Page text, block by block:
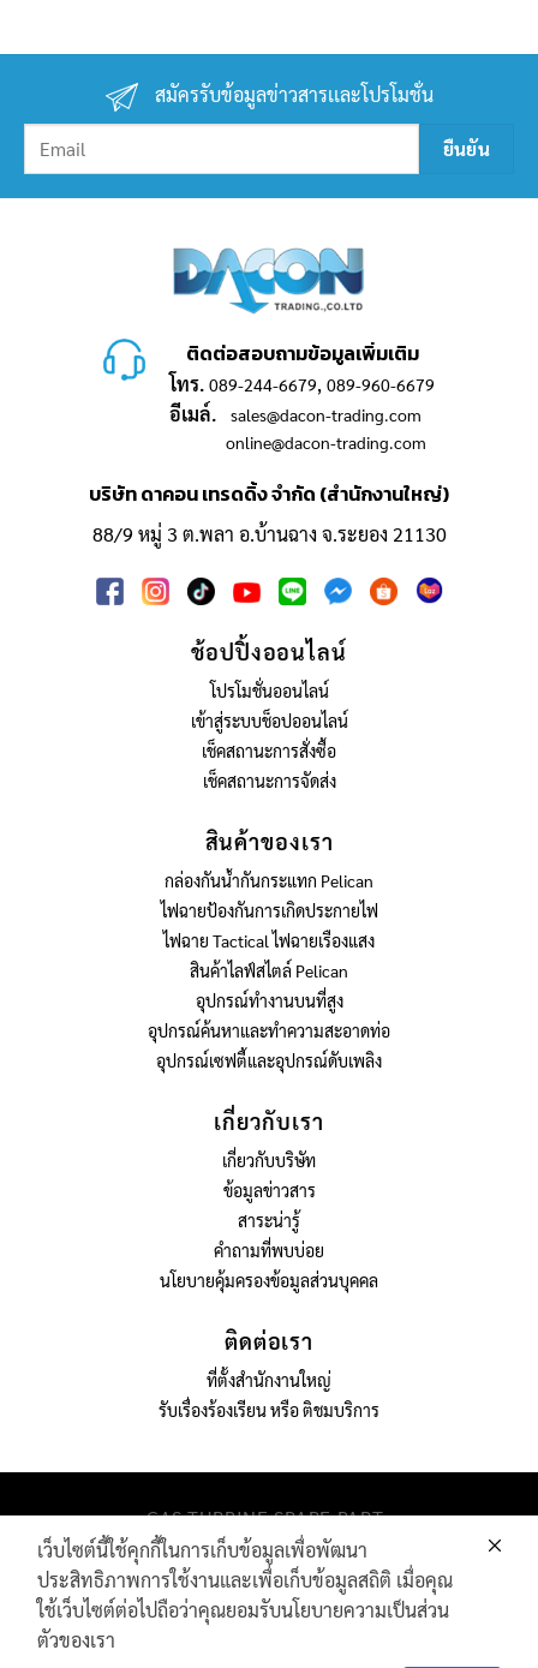
สมัครรับข้อมูลข่าวสารเเละโปรโมชั่น
ติดต่อสอบถามข้อมูลเพิ่มเติม
โทร. 089-244-6679, 089-960-6679
อีเมล์.
sales@dacon-trading.com
online@dacon-trading.com
บริษัท ดาคอน เทรดดิ้ง จำกัด (สำนักงานใหญ่)
88/9 หมู่ 3 ต.พลา อ.บ้านฉาง จ.ระยอง 21130
ช้อปปิ้งออนไลน์
โปรโมชั่นออนไลน์
เข้าสู่ระบบช็อปออนไลน์
เช็คสถานะการสั่งซื้อ
เช็คสถานะการจัดส่ง
สินค้าของเรา
กล่องกันน้ำกันกระแทก Pelican
ไฟฉายป้องกันการเกิดประกายไฟ
ไฟฉาย Tactical ไฟฉายเรืองแสง
สินค้าไลฟ์สไตล์ Pelican
อุปกรณ์ทำงานบนที่สูง
อุปกรณ์ค้นหาและทำความสะอาดท่อ
อุปกรณ์เซฟตี้และอุปกรณ์ดับเพลิง
เกี่ยวกับเรา
เกี่ยวกับบริษัท
ข้อมูลข่าวสาร
สาระน่ารู้
คำถามที่พบบ่อย
นโยบายคุ้มครองข้อมูลส่วนบุคคล
ติดต่อเรา
ที่ตั้งสำนักงานใหญ่
รับเรื่องร้องเรียน หรือ ติชมบริการ
GAS TURBINE SPARE PART​
PIPELINE MAINTENANCE AND INSPECTION
PRODUCTS
INDUSTRIAL WIRE AND ROPE​
เว็บไซต์นี้ใช้คุกกี้ในการเก็บข้อมูลเพื่อพัฒนา
ประสิทธิภาพการใช้งานและเพื่อเก็บข้อมูลสถิติ เมื่อคุณ
ใช้เว็บไซต์ต่อไปถือว่าคุณยอมรับนโยบายความเป็นส่วน
ตัวของเรา